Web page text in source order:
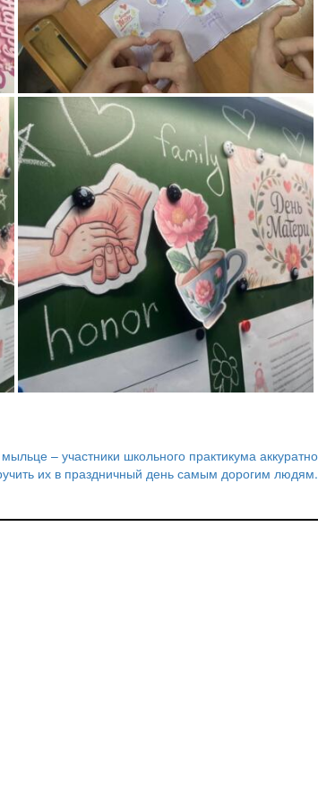
– участники школьного практикума аккуратно
их в праздничный день самым дорогим людям.